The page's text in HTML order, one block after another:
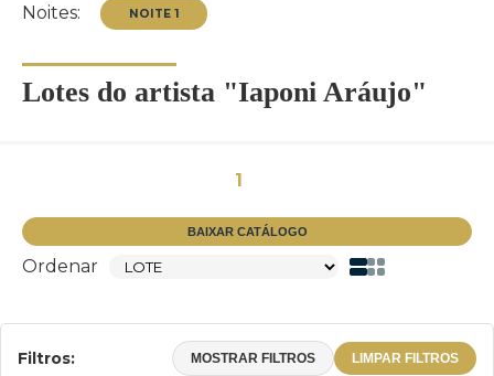
Noites:
Lotes do artista "Iaponi Aráujo"
1
BAIXAR CATÁLOGO
Ordenar
Filtros: MOSTRAR FILTROS LIMPAR FILTROS